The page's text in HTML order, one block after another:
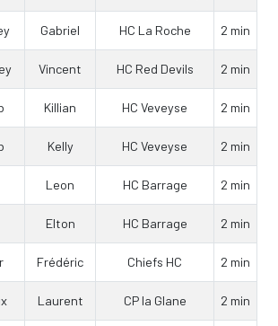
Gabriel HC La Roche 2 min
Vincent HC Red Devils 2 min
Killian HC Veveyse 2 min
Kelly HC Veveyse 2 min
Leon HC Barrage 2 min
Elton HC Barrage 2 min
Frédéric Chiefs HC 2 min
Laurent CP la Glane 2 min